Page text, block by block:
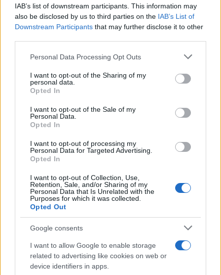
IAB’s list of downstream participants. This information may
also be disclosed by us to third parties on the IAB’s List of
Downstream Participants that may further disclose it to other
Please note that this website/app uses one or more Google
not limited to your visit or usage behaviour. You may click to
grant or deny consent to Google and its third-party tags to
use your data for below specified purposes in below Google
consent section.
Personal Data Processing Opt Outs
I want to opt-out of the Sharing of my
personal data.
Opted In
I want to opt-out of the Sale of my
Personal Data.
Opted In
I want to opt-out of processing my
Personal Data for Targeted Advertising.
Opted In
I want to opt-out of Collection, Use,
Retention, Sale, and/or Sharing of my
Personal Data that Is Unrelated with the
Purposes for which it was collected.
Opted Out
Google consents
I want to allow Google to enable storage
related to advertising like cookies on web or
device identifiers in apps.
Η ΣΤΗΛΗ ΜΑΣ